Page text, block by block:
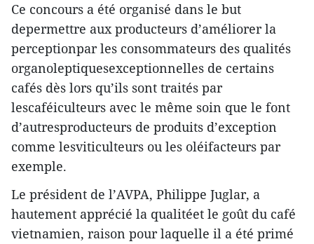
Ce concours a été organisé dans le but
depermettre aux producteurs d’améliorer la
perceptionpar les consommateurs des qualités
organoleptiquesexceptionnelles de certains
cafés dès lors qu’ils sont traités par
lescaféiculteurs avec le même soin que le font
d’autresproducteurs de produits d’exception
comme lesviticulteurs ou les oléifacteurs par
exemple.
Le président de l’AVPA, Philippe Juglar, a
hautement apprécié la qualitéet le goût du café
vietnamien, raison pour laquelle il a été primé